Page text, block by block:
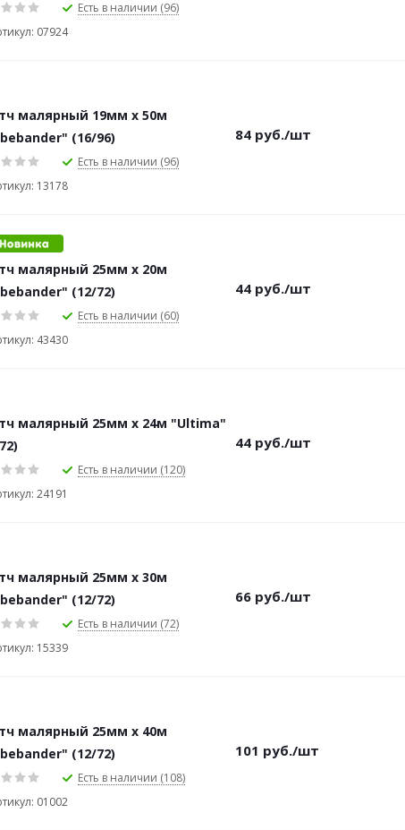
Есть в наличии (96)
07924
малярный 19мм х 50м
(16/96)
Есть в наличии (96)
13178
84 руб./шт
малярный 25мм х 20м
(12/72)
Есть в наличии (60)
43430
44 руб./шт
малярный 25мм х 24м "Ultima"
Есть в наличии (120)
24191
44 руб./шт
малярный 25мм х 30м
(12/72)
Есть в наличии (72)
15339
66 руб./шт
малярный 25мм х 40м
(12/72)
Есть в наличии (108)
01002
101 руб./шт